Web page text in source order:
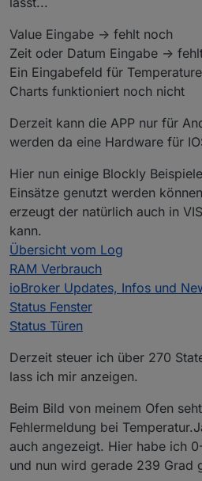
Value Eingabe -> fehlt noch
Zeit oder Datum Eingabe ->
Ein Eingabefeld für
Charts funktioniert noch nicht
Derzeit kann die APP nur für
werden da eine Hardware für
Hier nun einige Blockly
Einsätze genutzt werden
erzeugt der natürlich auch in
kann.
Übersicht vom Log
RAM Verbrauch
ioBroker Updates, Infos und
Status Fenster
Status Türen
Derzeit steuer ich über 270
lass ich mir anzeigen.
Beim Bild von meinem Ofen
Fehlermeldung bei
auch angezeigt. Hier habe ich
und nun wird gerade 239 Grad